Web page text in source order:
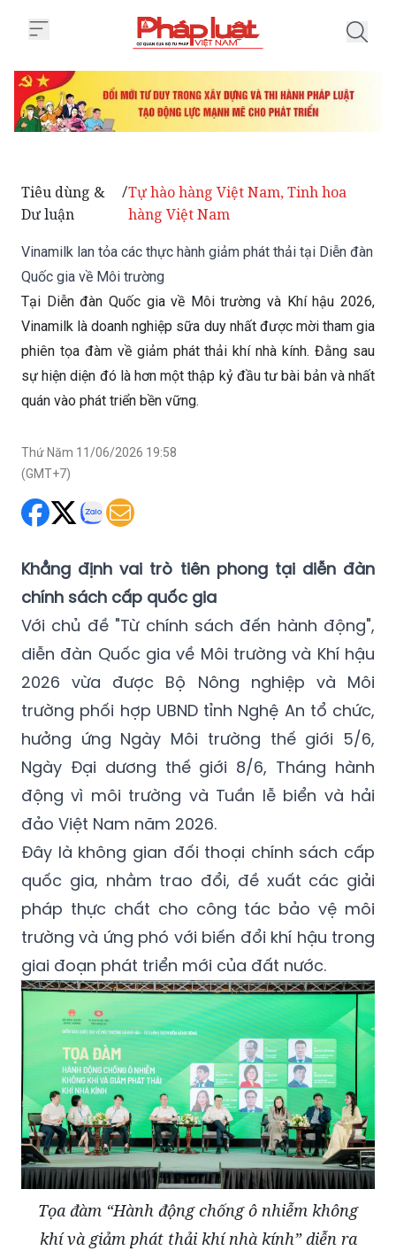
Tiêu dùng &
Dư luận
/Tự hào hàng Việt Nam, Tinh hoa
hàng Việt Nam
Vinamilk lan tỏa các thực hành giảm phát thải tại Diễn đàn
Quốc gia về Môi trường
Tại Diễn đàn Quốc gia về Môi trường và Khí hậu 2026,
Vinamilk là doanh nghiệp sữa duy nhất được mời tham gia
phiên tọa đàm về giảm phát thải khí nhà kính. Đằng sau
sự hiện diện đó là hơn một thập kỷ đầu tư bài bản và nhất
quán vào phát triển bền vững.
Thứ Năm 11/06/2026 19:58
(GMT+7)
Khẳng định vai trò tiên phong tại diễn đàn
chính sách cấp quốc gia
Với chủ đề "Từ chính sách đến hành động",
diễn đàn Quốc gia về Môi trường và Khí hậu
2026 vừa được Bộ Nông nghiệp và Môi
trường phối hợp UBND tỉnh Nghệ An tổ chức,
hưởng ứng Ngày Môi trường thế giới 5/6,
Ngày Đại dương thế giới 8/6, Tháng hành
động vì môi trường và Tuần lễ biển và hải
đảo Việt Nam năm 2026.
Đây là không gian đối thoại chính sách cấp
quốc gia, nhằm trao đổi, đề xuất các giải
pháp thực chất cho công tác bảo vệ môi
trường và ứng phó với biến đổi khí hậu trong
giai đoạn phát triển mới của đất nước.
Tọa đàm “Hành động chống ô nhiễm không
khí và giảm phát thải khí nhà kính” diễn ra